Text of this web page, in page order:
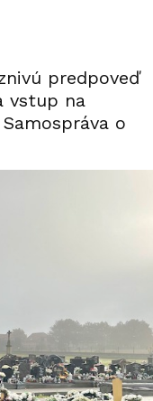
predpoveď
vstup na
o